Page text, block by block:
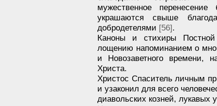
мужественное
украшаются свыше
добродетелями [56].
Каноны и стихиры
лощению напоминанием о
и Новозаветного времени,
Христа.
Христос Спаситель личным
и узаконил для всего
диавольских козней, лукавых